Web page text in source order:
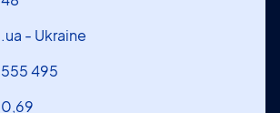
.ua - Ukraine
555 495
0,69